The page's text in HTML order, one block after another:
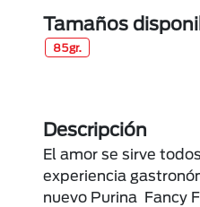
Tamaños
85gr.
Descripción
El amor se sirve
experiencia
nuevo Purina Fancy